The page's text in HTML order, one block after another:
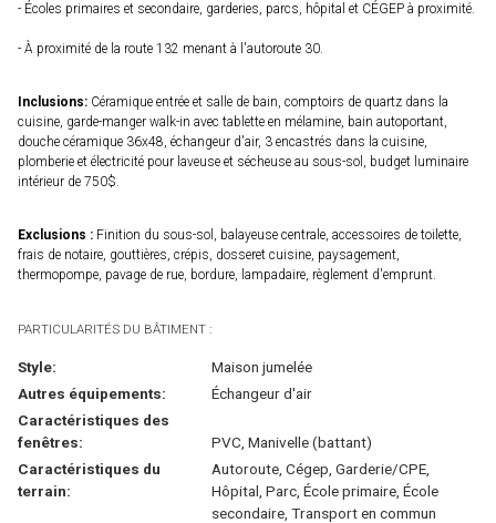
- Écoles primaires et secondaire, garderies, parcs, hôpital et CÉGEP à proximité.
- À proximité de la route 132 menant à l'autoroute 30.
Inclusions: Céramique entrée et salle de bain, comptoirs de quartz dans la
cuisine, garde-manger walk-in avec tablette en mélamine, bain autoportant,
douche céramique 36x48, échangeur d'air, 3 encastrés dans la cuisine,
plomberie et électricité pour laveuse et sécheuse au sous-sol, budget luminaire
intérieur de 750$.
Exclusions : Finition du sous-sol, balayeuse centrale, accessoires de toilette,
frais de notaire, gouttières, crépis, dosseret cuisine, paysagement,
thermopompe, pavage de rue, bordure, lampadaire, règlement d'emprunt.
PARTICULARITÉS DU BÂTIMENT :
Style:
Maison jumelée
Autres équipements:
Échangeur d'air
Caractéristiques des
fenêtres:
PVC, Manivelle (battant)
Caractéristiques du
terrain:
Autoroute, Cégep, Garderie/CPE,
Hôpital, Parc, École primaire, École
secondaire, Transport en commun